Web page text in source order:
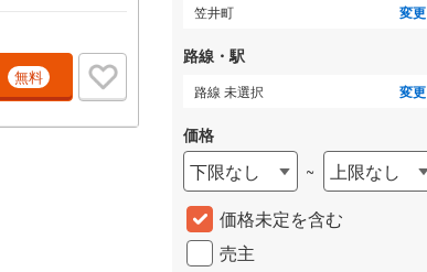
無料
笠井町 変更
路線・駅
路線 未選択 変更
価格
下限なし ~
上限なし
価格未定を含む
売主